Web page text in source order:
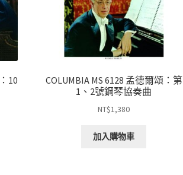
10
COLUMBIA MS 6128 孟德爾頌：第
1、2號鋼琴協奏曲
NT$1,380
加入購物車